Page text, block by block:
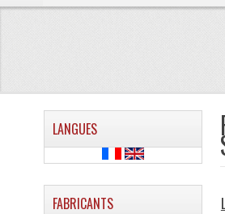
LANGUES
FABRICANTS